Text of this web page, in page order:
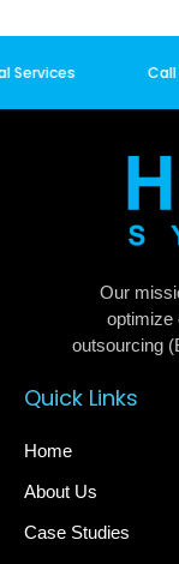
Call
Our
optimize
outsourcing
Quick Links
Home
About Us
Case Studies